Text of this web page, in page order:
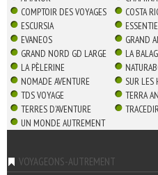
COMPTOIR DES VOYAGES
COSTA
ESCURSIA
EVANEOS
GRAND
GRAND NORD GD LARGE
LA
LA PÈLERINE
NOMADE AVENTURE
SUR LES
TDS VOYAGE
TERRA
TERRES D'AVENTURE
UN MONDE AUTREMENT
VOYAGEONS-AUTREMENT